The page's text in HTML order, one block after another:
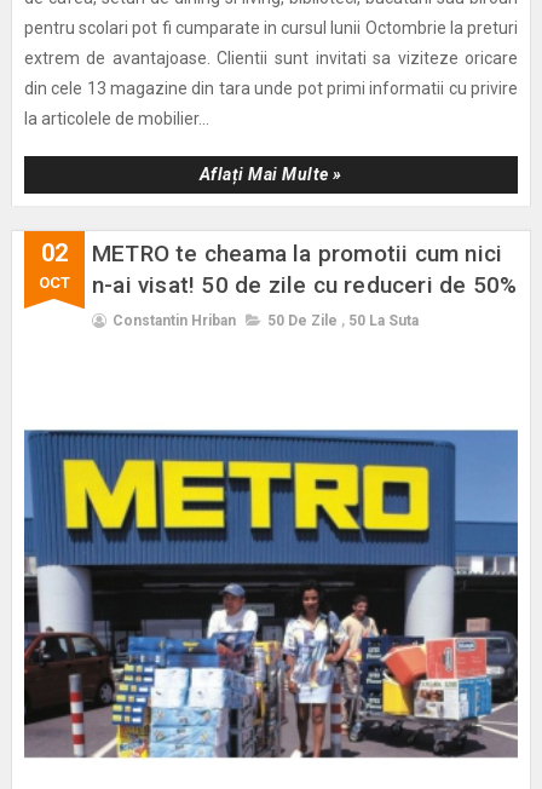
pentru scolari pot fi cumparate in cursul lunii Octombrie la preturi
extrem de avantajoase. Clientii sunt invitati sa viziteze oricare
din cele 13 magazine din tara unde pot primi informatii cu privire
la articolele de mobilier...
Aflați Mai Multe »
02
OCT
METRO te cheama la promotii cum nici
n-ai visat! 50 de zile cu reduceri de 50%
Constantin Hriban 50 De Zile , 50 La Suta